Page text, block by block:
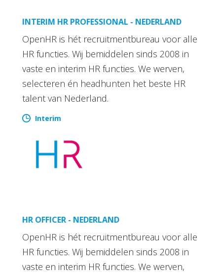
INTERIM HR PROFESSIONAL - NEDERLAND
OpenHR is hét recruitmentbureau voor alle
HR functies. Wij bemiddelen sinds 2008 in
vaste en interim HR functies. We werven,
selecteren én headhunten het beste HR
talent van Nederland.
Interim
HR OFFICER - NEDERLAND
OpenHR is hét recruitmentbureau voor alle
HR functies. Wij bemiddelen sinds 2008 in
vaste en interim HR functies. We werven,